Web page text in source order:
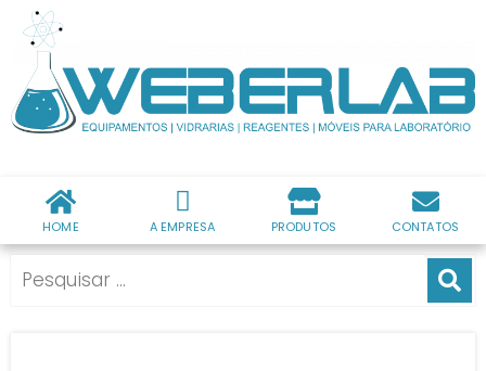
HOME A EMPRESA PRODUTOS CONTATOS